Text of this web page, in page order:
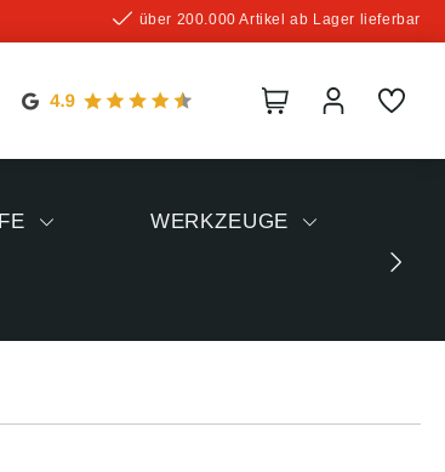
über 200.000 Artikel ab Lager lieferbar
WERKZEUGE